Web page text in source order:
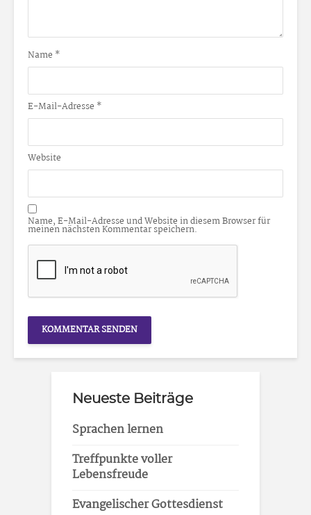
Name *
E-Mail-Adresse *
Website
Name, E-Mail-Adresse und Website in diesem Browser für
meinen nächsten Kommentar speichern.
Neueste Beiträge
Sprachen lernen
Treffpunkte voller
Lebensfreude
Evangelischer Gottesdienst